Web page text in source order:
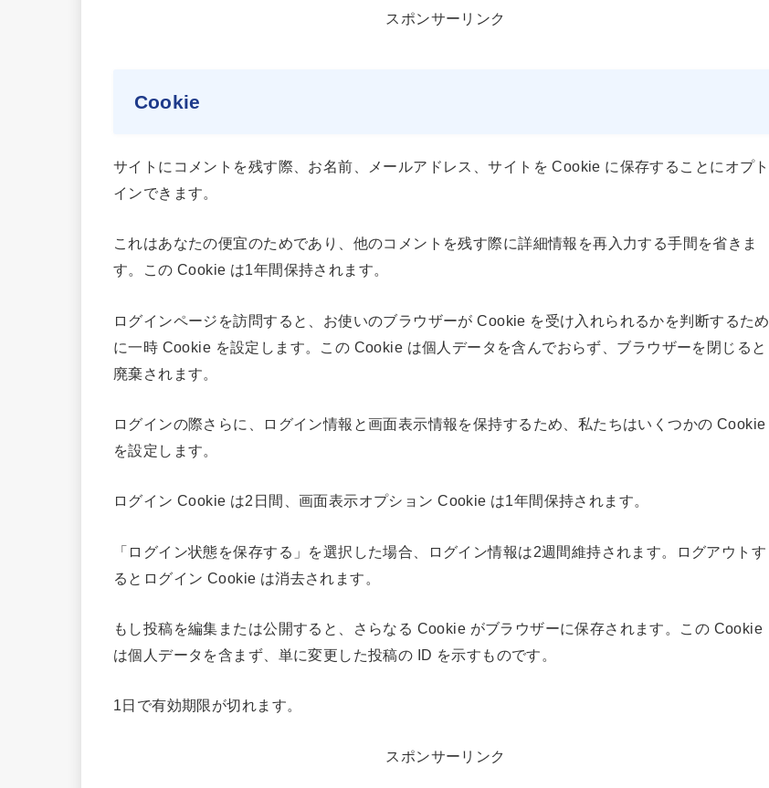
スポンサーリンク
Cookie
サイトにコメントを残す際、お名前、メールアドレス、サイトを Cookie に保存することにオプト
インできます。
これはあなたの便宜のためであり、他のコメントを残す際に詳細情報を再入力する手間を省きま
す。この Cookie は1年間保持されます。
ログインページを訪問すると、お使いのブラウザーが Cookie を受け入れられるかを判断するため
に一時 Cookie を設定します。この Cookie は個人データを含んでおらず、ブラウザーを閉じると
廃棄されます。
ログインの際さらに、ログイン情報と画面表示情報を保持するため、私たちはいくつかの Cookie
を設定します。
ログイン Cookie は2日間、画面表示オプション Cookie は1年間保持されます。
「ログイン状態を保存する」を選択した場合、ログイン情報は2週間維持されます。ログアウトす
るとログイン Cookie は消去されます。
もし投稿を編集または公開すると、さらなる Cookie がブラウザーに保存されます。この Cookie
は個人データを含まず、単に変更した投稿の ID を示すものです。
1日で有効期限が切れます。
スポンサーリンク